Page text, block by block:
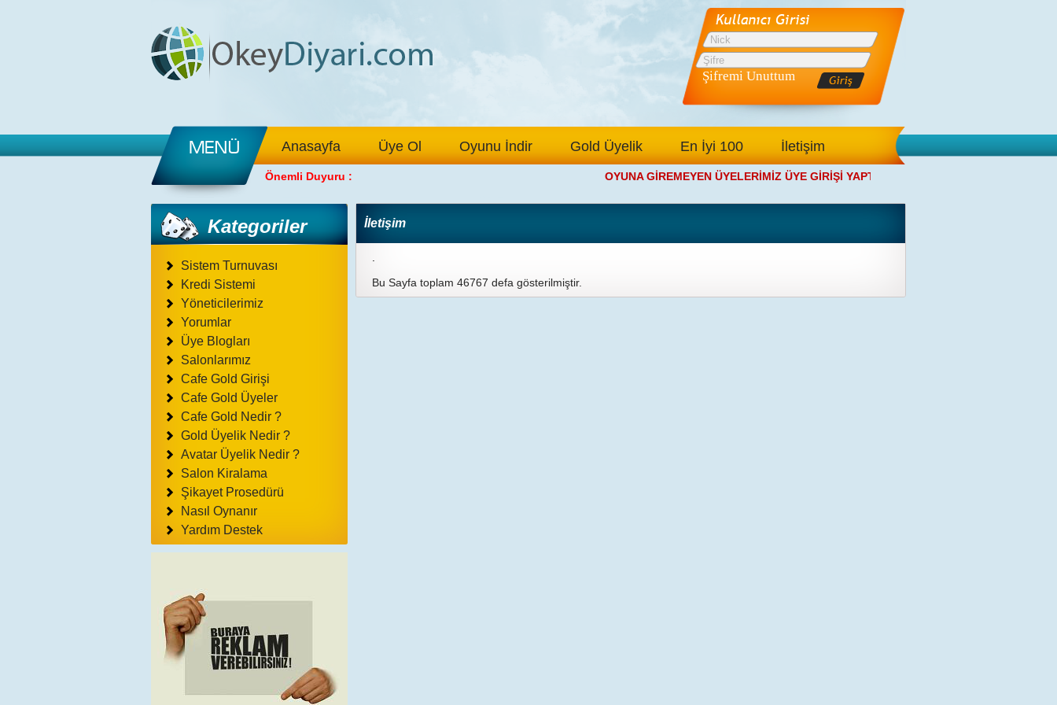
Şifremi Unuttum
Anasayfa Üye Ol Oyunu İndir Gold Üyelik En İyi 100 İletişim
Önemli Duyuru : OYUNA GİREMEYEN ÜYELERİMİZ ÜYE GİRİŞİ YAPTIKTAN SONRA ANA
Kategoriler
Sistem Turnuvası
Kredi Sistemi
Yöneticilerimiz
Yorumlar
Üye Blogları
Salonlarımız
Cafe Gold Girişi
Cafe Gold Üyeler
Cafe Gold Nedir ?
Gold Üyelik Nedir ?
Avatar Üyelik Nedir ?
Salon Kiralama
Şikayet Prosedürü
Nasıl Oynanır
Yardım Destek
İletişim
Bu Sayfa toplam 46767 defa gösterilmiştir.